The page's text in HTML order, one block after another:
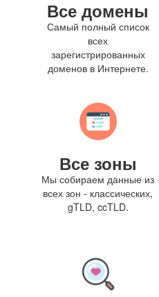
Все домены
Самый полный список
всех
зарегистрированных
доменов в Интернете.
Все зоны
Мы собираем данные из
всех зон - классических,
gTLD, ccTLD.